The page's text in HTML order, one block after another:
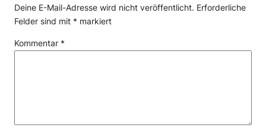
Deine E-Mail-Adresse wird nicht veröffentlicht. Erforderliche
Felder sind mit * markiert
Kommentar *